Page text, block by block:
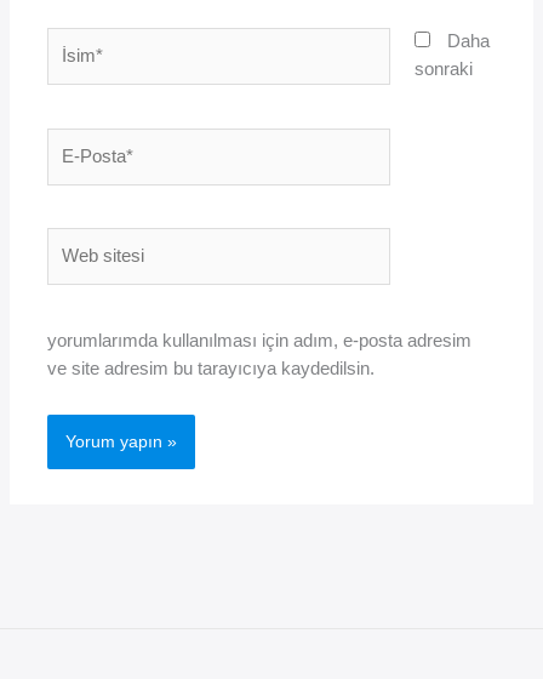
Posta*
sitesi
Daha
sonraki
yorumlarımda kullanılması için adım, e-posta adresim
ve site adresim bu tarayıcıya kaydedilsin.